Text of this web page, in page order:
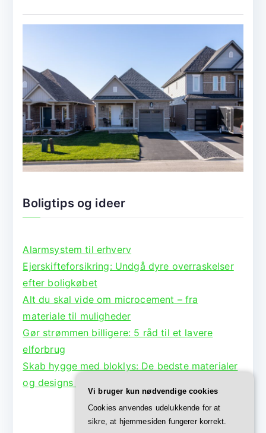
Boligtips og ideer
Alarmsystem til erhverv
Ejerskifteforsikring: Undgå dyre overraskelser
efter boligkøbet
Alt du skal vide om microcement – fra
materiale til muligheder
Gør strømmen billigere: 5 råd til et lavere
elforbrug
Skab hygge med bloklys: De bedste materialer
og designs til lysestager
Vi bruger kun nødvendige cookies
Cookies anvendes udelukkende for at
sikre, at hjemmesiden fungerer korrekt.